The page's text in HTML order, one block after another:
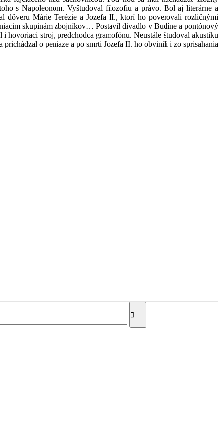
s Napoleonom. Vyštudoval filozofiu a právo. Bol aj literárne a
dôveru Márie Terézie a Jozefa II., ktorí ho poverovali rozličnými
skupinám zbojníkov… Postavil divadlo v Budíne a pontónový
hovoriaci stroj, predchodca gramofónu. Neustále študoval akustiku
o peniaze a po smrti Jozefa II. ho obvinili i zo sprisahania